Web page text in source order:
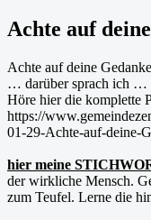
Achte auf
Achte auf deine
… darüber sprach ich …
Höre hier die komplette
https://
01-29-Achte-auf-deine-
hier meine
der wirkliche Mensch.
zum Teufel. Lerne die